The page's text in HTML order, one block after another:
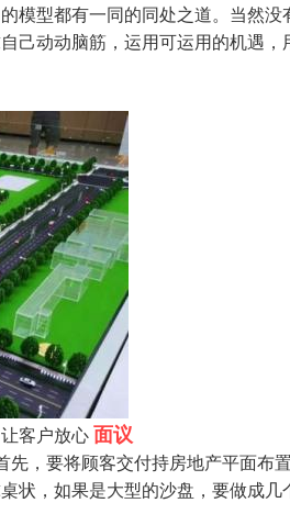
模型都有一同的同处之道。当然
己动动脑筋，运用可运用的机遇
客户放心面议
，要将顾客交付持房地产平面布
状，如果是大型的沙盘，要做成